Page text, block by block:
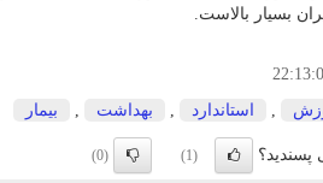
بسیار بالاست.
, استاندارد , بهداشت , بیمار
(1)
(0)